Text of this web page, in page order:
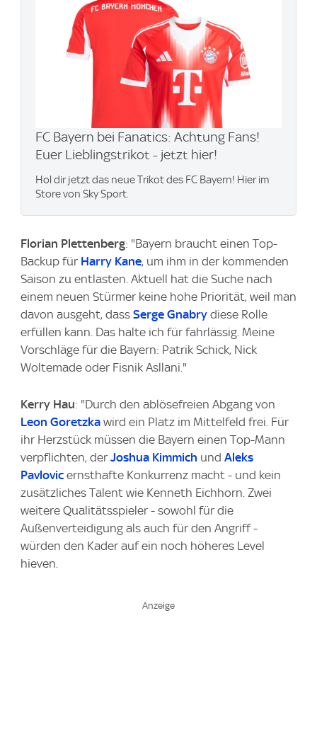
FC Bayern bei Fanatics: Achtung Fans!
Euer Lieblingstrikot - jetzt hier!
Hol dir jetzt das neue Trikot des FC Bayern! Hier im
Store von Sky Sport.
Florian Plettenberg: "Bayern braucht einen Top-
Backup für Harry Kane, um ihm in der kommenden
Saison zu entlasten. Aktuell hat die Suche nach
einem neuen Stürmer keine hohe Priorität, weil man
davon ausgeht, dass Serge Gnabry diese Rolle
erfüllen kann. Das halte ich für fahrlässig. Meine
Vorschläge für die Bayern: Patrik Schick, Nick
Woltemade oder Fisnik Asllani."
Kerry Hau: "Durch den ablösefreien Abgang von
Leon Goretzka wird ein Platz im Mittelfeld frei. Für
ihr Herzstück müssen die Bayern einen Top-Mann
verpflichten, der Joshua Kimmich und Aleks
Pavlovic ernsthafte Konkurrenz macht - und kein
zusätzliches Talent wie Kenneth Eichhorn. Zwei
weitere Qualitätsspieler - sowohl für die
Außenverteidigung als auch für den Angriff -
würden den Kader auf ein noch höheres Level
hieven.